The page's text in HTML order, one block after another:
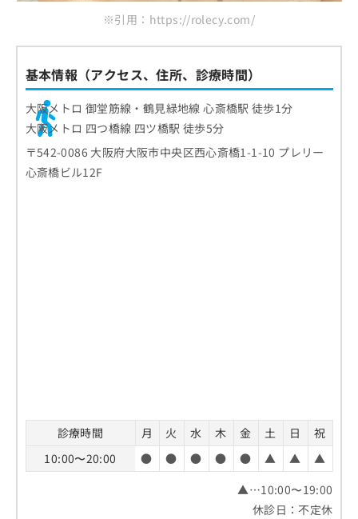
※引用：https://rolecy.com/
基本情報（アクセス、住所、診療時間）
大阪メトロ 御堂筋線・鶴見緑地線 心斎橋駅 徒歩1分
大阪メトロ 四つ橋線 四ツ橋駅 徒歩5分
〒542-0086 大阪府大阪市中央区西心斎橋1-1-10 プレリー
心斎橋ビル12F
診療時間 月 火 水 木 金 土 日
祝
10:00〜20:00
● ● ● ● ● ▲ ▲
▲
▲…10:00〜19:00
休診日：不定休